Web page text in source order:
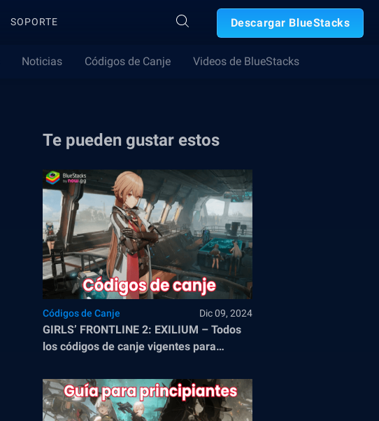
SOPORTE Descargar BlueStacks
Noticias Códigos de Canje Videos de BlueStacks
Te pueden gustar estos
Códigos de Canje Dic 09, 2024
GIRLS’ FRONTLINE 2: EXILIUM – Todos
los códigos de canje vigentes para